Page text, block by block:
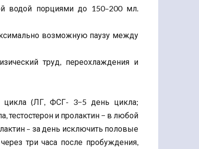
водой порциями до 150–200 мл.
возможную паузу между
труд, переохлаждения и
цикла (ЛГ, ФСГ- 3−5 день цикла;
тестостерон и пролактин − в любой
– за день исключить половые
три часа после пробуждения,